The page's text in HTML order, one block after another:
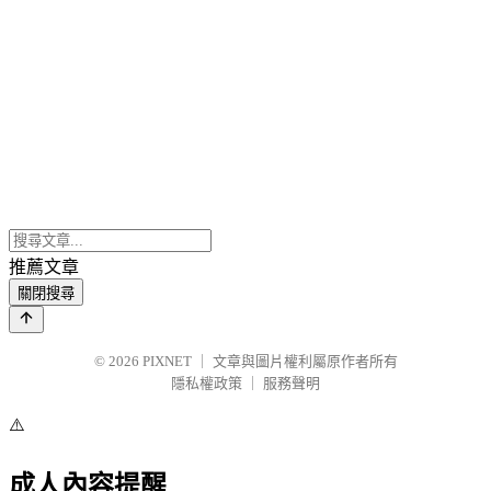
推薦文章
關閉搜尋
© 2026 PIXNET
文章與圖片權利屬原作者所有
隱私權政策
服務聲明
⚠️
成人內容提醒